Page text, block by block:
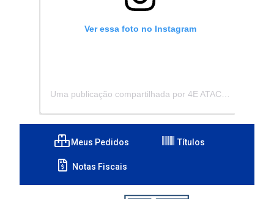
Ver essa foto no Instagram
Meus Pedidos Títulos
Notas Fiscais